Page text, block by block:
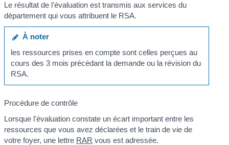
Le résultat de l'évaluation est transmis aux services du
département qui vous attribuent le RSA.
À noter
les ressources prises en compte sont celles perçues au
cours des 3 mois précédant la demande ou la révision du
RSA.
Procédure de contrôle
Lorsque l'évaluation constate un écart important entre les
ressources que vous avez déclarées et le train de vie de
votre foyer, une lettre RAR vous est adressée.